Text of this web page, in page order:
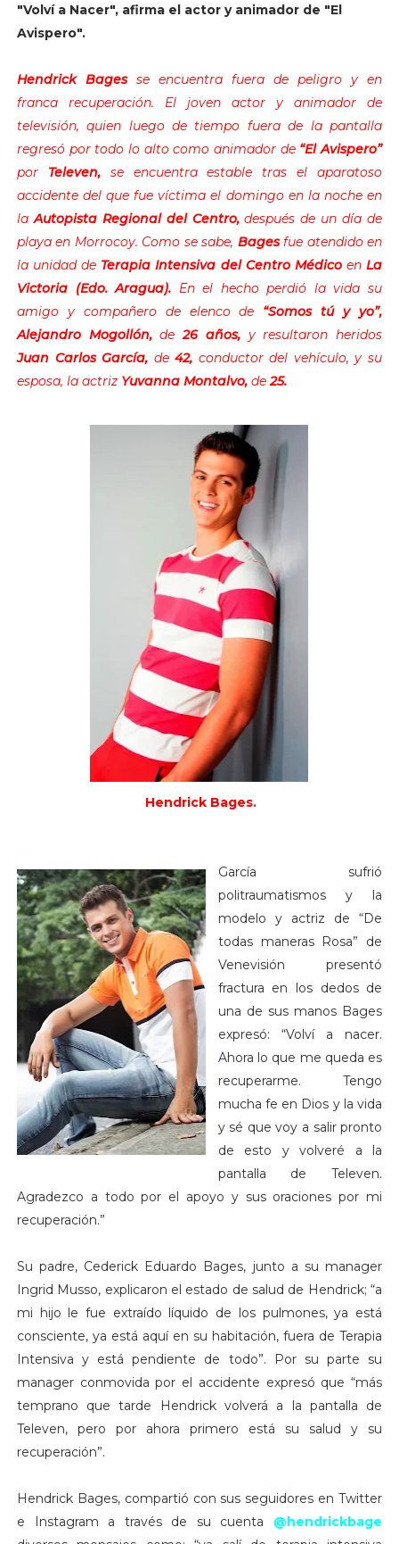
"Volví a Nacer", afirma el actor y animador de "El
Avispero".
Hendrick Bagesse encuentra fuera de peligro y en
franca recuperación. El joven actor y animador de
televisión, quien luego de tiempo fuera de la pantalla
regresó por todo lo alto como animador de “El Avispero”
por Televen,se encuentra estable tras el aparatoso
accidente del que fue víctima el domingo en la noche en
la Autopista Regional del Centro,después de un día de
playa en Morrocoy. Como se sabe, Bagesfue atendido en
la unidad de Terapia Intensiva del Centro Médicoen La
Victoria (Edo. Aragua). En el hecho perdió la vida su
amigo y compañero de elenco de “Somos tú y yo”,
Alejandro Mogollón,de26 años, y resultaron heridos
Juan Carlos García, de42, conductor del vehículo, y su
esposa, la actrizYuvanna Montalvo,de 25.
Hendrick Bages.
García sufrió
politraumatismos y la
modelo y actriz de “De
todas maneras Rosa” de
Venevisión presentó
fractura en los dedos de
una de sus manos Bages
expresó: “Volví a nacer.
Ahora lo que me queda es
recuperarme. Tengo
mucha fe en Dios y la vida
y sé que voy a salir pronto
de esto y volveré a la
pantalla de Televen.
Agradezco a todo por el apoyo y sus oraciones por mi
recuperación.”
Su padre, Cederick Eduardo Bages, junto a su manager
Ingrid Musso, explicaron el estado de salud de Hendrick; “a
mi hijo le fue extraído líquido de los pulmones, ya está
consciente, ya está aquí en su habitación, fuera de Terapia
Intensiva y está pendiente de todo”. Por su parte su
manager conmovida por el accidente expresó que “más
temprano que tarde Hendrick volverá a la pantalla de
Televen, pero por ahora primero está su salud y su
recuperación”.
Hendrick Bages, compartió con sus seguidores en Twitter
e Instagram a través de su cuenta
@hendrickbage